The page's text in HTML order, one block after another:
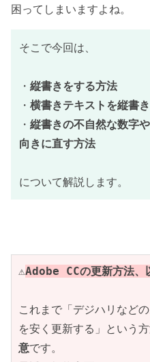
困ってしまいますよね。
そこで今回は、
・ 縦書きをする方法
・ 横書きテキストを縦書
・ 縦書きの不自然な数字
向きに直す方法
について解説します。
⚠️Adobe CCの更新方法、
これまで「デジハリなど
を安く更新する」という
意です。